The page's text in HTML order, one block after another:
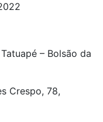
– Bolsão da
Crespo, 78,